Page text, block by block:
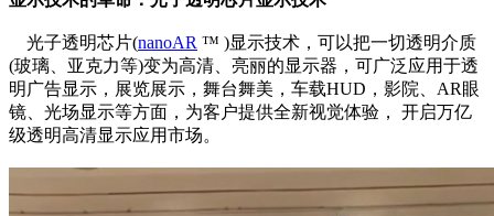
光子透明芯片(nanoAR ™ )显示技术，可以把一切透明介质
(玻璃、亚克力等)变为高清、亮丽的显示器，可广泛应用于透
明广告显示，展览展示，舞台舞美，车载HUD，影院、AR眼
镜、光场显示等方面，为客户提供全新视觉体验， 开启万亿
级透明高清显示应用市场。